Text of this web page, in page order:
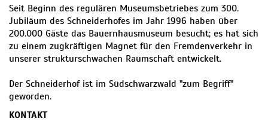
Seit Beginn des regulären Museumsbetriebes zum 300.
Jubiläum des Schneiderhofes im Jahr 1996 haben über
200.000 Gäste das Bauernhausmuseum besucht; es hat sich
zu einem zugkräftigen Magnet für den Fremdenverkehr in
unserer strukturschwachen Raumschaft entwickelt.
Der Schneiderhof ist im Südschwarzwald "zum Begriff"
geworden.
KONTAKT